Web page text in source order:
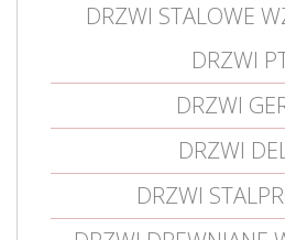
DRZWI STALOWE
DRZWI
DRZWI
DRZWI
DRZWI